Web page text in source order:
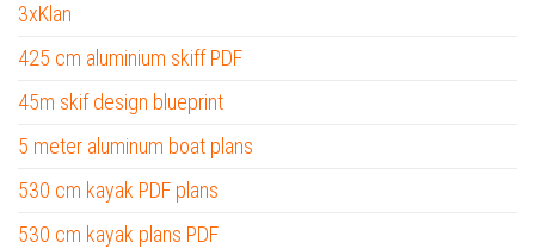
3xKlan
425 cm aluminium skiff PDF
45m skif design blueprint
5 meter aluminum boat plans
530 cm kayak PDF plans
530 cm kayak plans PDF